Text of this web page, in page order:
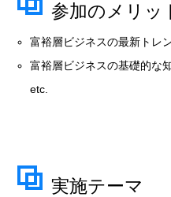
参加のメリッ
富裕層ビジネスの最新トレ
富裕層ビジネスの基礎的な
etc.
実施テーマ